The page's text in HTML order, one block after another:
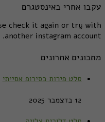
עקבו אחרי באינסטגרם
check it again or try with
another instagram account.
מתכונים אחרונים
סלט פירות בסירופ אסייתי
12 בדצמבר 2025